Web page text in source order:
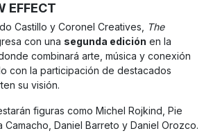
EFFECT
Castillo y Coronel Creatives,
The
con una segunda edición en la
combinará arte, música y conexión
con la participación de destacados
su visión.
figuras como Michel Rojkind, Pie
Camacho, Daniel Barreto y Daniel Orozco.